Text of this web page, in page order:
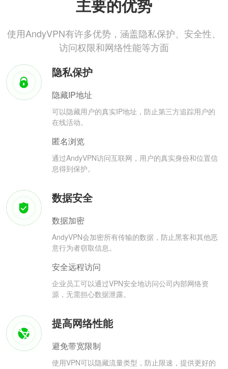
主要的优势
使用AndyVPN有许多优势，涵盖隐私保护、安全性、
访问权限和网络性能等方面
隐私保护
隐藏IP地址
可以隐藏用户的真实IP地址，防止第三方追踪用户的
在线活动。
匿名浏览
通过AndyVPN访问互联网，用户的真实身份和位置信
息得到保护。
数据安全
数据加密
AndyVPN会加密所有传输的数据，防止黑客和其他恶
意行为者窃取信息。
安全远程访问
企业员工可以通过VPN安全地访问公司内部网络资
源，无需担心数据泄露。
提高网络性能
避免带宽限制
使用VPN可以隐藏流量类型，防止限速，提供更好的